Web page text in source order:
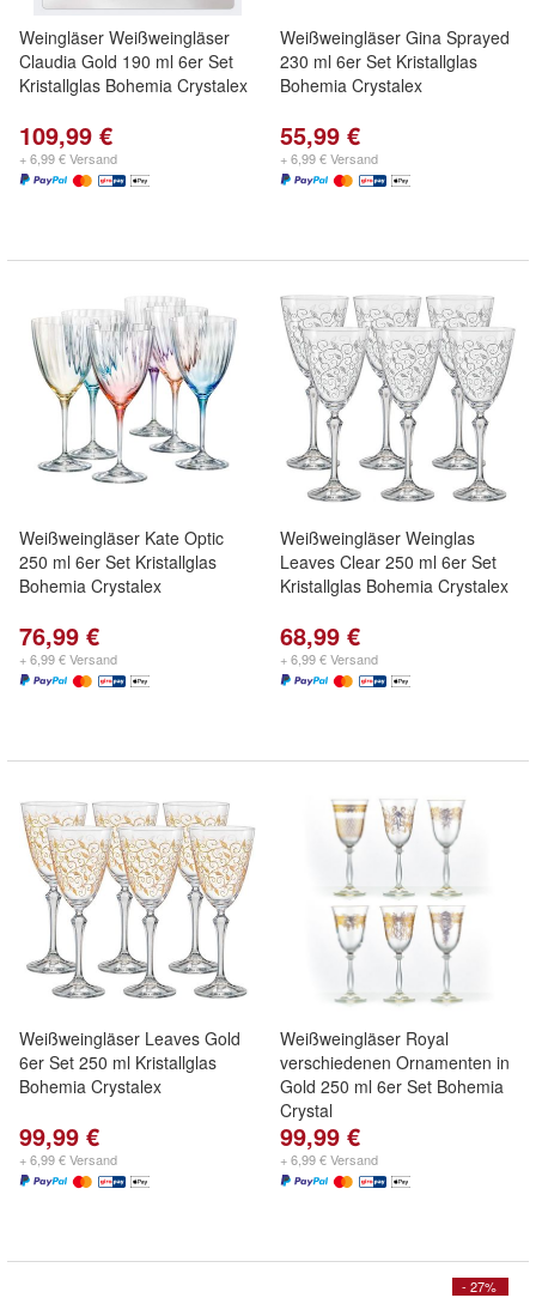
Weingläser Weißweingläser
Claudia Gold 190 ml 6er Set
Kristallglas Bohemia Crystalex
109,99 €
+ 6,99 € Versand
Weißweingläser Gina Sprayed
230 ml 6er Set Kristallglas
Bohemia Crystalex
55,99 €
+ 6,99 € Versand
Weißweingläser Kate Optic
250 ml 6er Set Kristallglas
Bohemia Crystalex
76,99 €
+ 6,99 € Versand
Weißweingläser Weinglas
Leaves Clear 250 ml 6er Set
Kristallglas Bohemia Crystalex
68,99 €
+ 6,99 € Versand
Weißweingläser Leaves Gold
6er Set 250 ml Kristallglas
Bohemia Crystalex
99,99 €
+ 6,99 € Versand
Weißweingläser Royal
verschiedenen Ornamenten in
Gold 250 ml 6er Set Bohemia
Crystal
99,99 €
+ 6,99 € Versand
- 27%